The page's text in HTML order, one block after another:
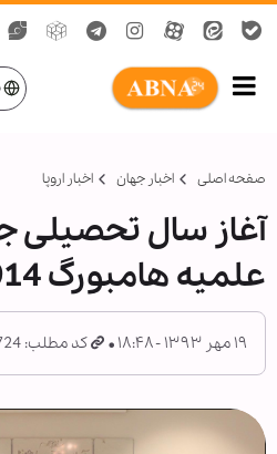
صفحه اصلی اخبار جهان اخبار اروپا
آغاز سال تحصیلی
علمیه هامبورگ 2014 ـ 2015
۱۹ مهر ۱۳۹۳ - ۱۸:۴۸ کد مطلب: 643724